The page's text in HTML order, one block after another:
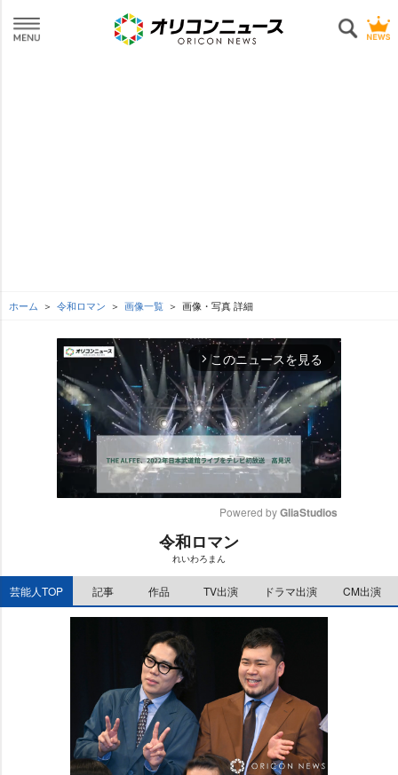
ホーム 令和ロマン 画像一覧 画像・写真 詳細
arrow_forward_ios このニュースを見る
e
Powered by GliaStudios
令和ロマン
れいわろまん
芸能人TOP 記事 作品 TV出演 ドラマ出演 CM出演